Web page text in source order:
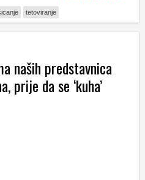
tetoviranje
naših predstavnica
prije da se ‘kuha’